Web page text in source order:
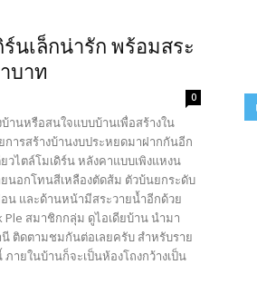
นเล็กน่ารัก พร้อมสระ
บาท
0
นหรือสนใจแบบบ้านเพื่อสร้างใน
ารสร้างบ้านงบประหยดมาฝากกันอีก
ไตล์โมเดิร์น หลังคาแบบเพิงแหงน
นอกโทนสีเหลืองตัดส้ม ตัวบ้นยกระดับ
น และด้านหน้ามีสระวายน้ำอีกด้วย
สมาชิกกลุ่ม ดูไอเดียบ้าน นำมา
ติดตามชมกันต่อเลยครับ สำหรับราย
ายในบ้านก็จะเป็นห้องโถงกว้างเป็น